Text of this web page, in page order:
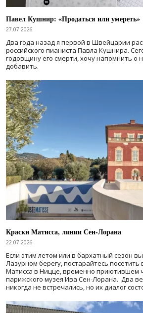
Павел Кушнир: «Продаться или умереть»
27.07.2026
Два года назад я первой в Швейцарии
российского пианиста Павла Кушнира.
годовщину его смерти, хочу напомнить о
добавить.
Краски Матисса, линии Сен-Лорана
22.07.2026
Если этим летом или в бархатный сезон
Лазурном берегу, постарайтесь
Матисса в Ницце, временно приютившем
парижского музея Ива Сен-Лорана. Два
никогда не встречались, но их диалог